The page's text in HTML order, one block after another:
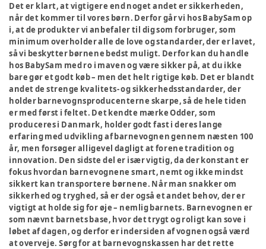
Det er klart, at vigtigere end noget andet er sikkerheden,
når det kommer til vores børn. Derfor går vi hos BabySam op
i, at de produkter vi anbefaler til dig som forbruger, som
minimum overholder alle de love og standarder, der er lavet,
så vi beskytter børnene bedst muligt. Derfor kan du handle
hos BabySam med ro i maven og være sikker på, at du ikke
bare gør et godt køb – men det helt rigtige køb. Det er blandt
andet de strenge kvalitets- og sikkerhedsstandarder, der
holder barnevognsproducenterne skarpe, så de hele tiden
er med først i feltet. Det kendte mærke Odder, som
produceres i Danmark, holder godt fast i deres lange
erfaring med udvikling af barnevognen gennem næsten 100
år, men forsøger alligevel dagligt at forene tradition og
innovation. Den sidste del er især vigtig, da der konstant er
fokus hvordan barnevognene smart, nemt og ikke mindst
sikkert kan transportere børnene. Når man snakker om
sikkerhed og tryghed, så er der også et andet behov, der er
vigtigt at holde sig for øje – nemlig barnets. Barnevognen er
som nævnt barnets base, hvor det trygt og roligt kan sove i
løbet af dagen, og derfor er indersiden af vognen også værd
at overveje. Sørg for at barnevognskassen har det rette